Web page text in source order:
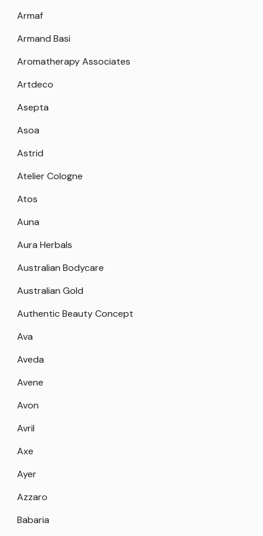
Armaf
Armand Basi
Aromatherapy Associates
Artdeco
Asepta
Asoa
Astrid
Atelier Cologne
Atos
Auna
Aura Herbals
Australian Bodycare
Australian Gold
Authentic Beauty Concept
Ava
Aveda
Avene
Avon
Avril
Axe
Ayer
Azzaro
Babaria